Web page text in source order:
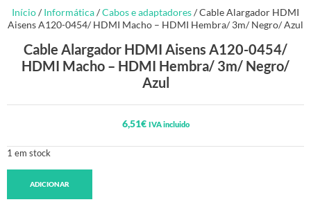
Início/ Informática/Cabos e adaptadores/ Cable Alargador HDMI
Aisens A120-0454/ HDMI Macho – HDMI Hembra/ 3m/ Negro/ Azul
Cable Alargador HDMI Aisens A120-0454/
HDMI Macho – HDMI Hembra/ 3m/ Negro/
Azul
6,51€ IVA incluido
1 em stock
ADICIONAR